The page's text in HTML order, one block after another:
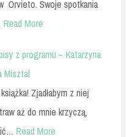
Orvieto. Swoje spotkania
Read More
z programu – Katarzyna
Misztal
Zjadłabym z niej
aż do mnie krzyczą,
Read More